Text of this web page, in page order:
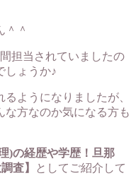
＾＾
担当されていましたの
しょうか♪
ようになりましたが、
な方なのか気になる方も
)の経歴や学歴！旦那
査】
としてご紹介して